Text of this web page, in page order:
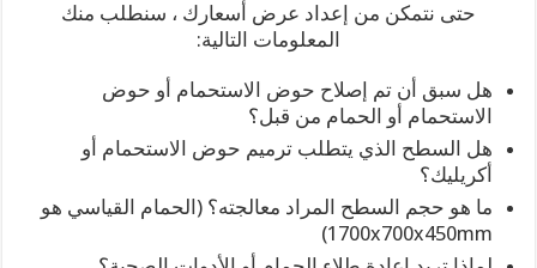
حتى نتمكن من إعداد عرض أسعارك ، سنطلب منك
المعلومات التالية:
هل سبق أن تم إصلاح حوض الاستحمام أو حوض
الاستحمام أو الحمام من قبل؟
هل السطح الذي يتطلب ترميم حوض الاستحمام أو
أكريليك؟
ما هو حجم السطح المراد معالجته؟ (الحمام القياسي هو
1700x700x450mm)